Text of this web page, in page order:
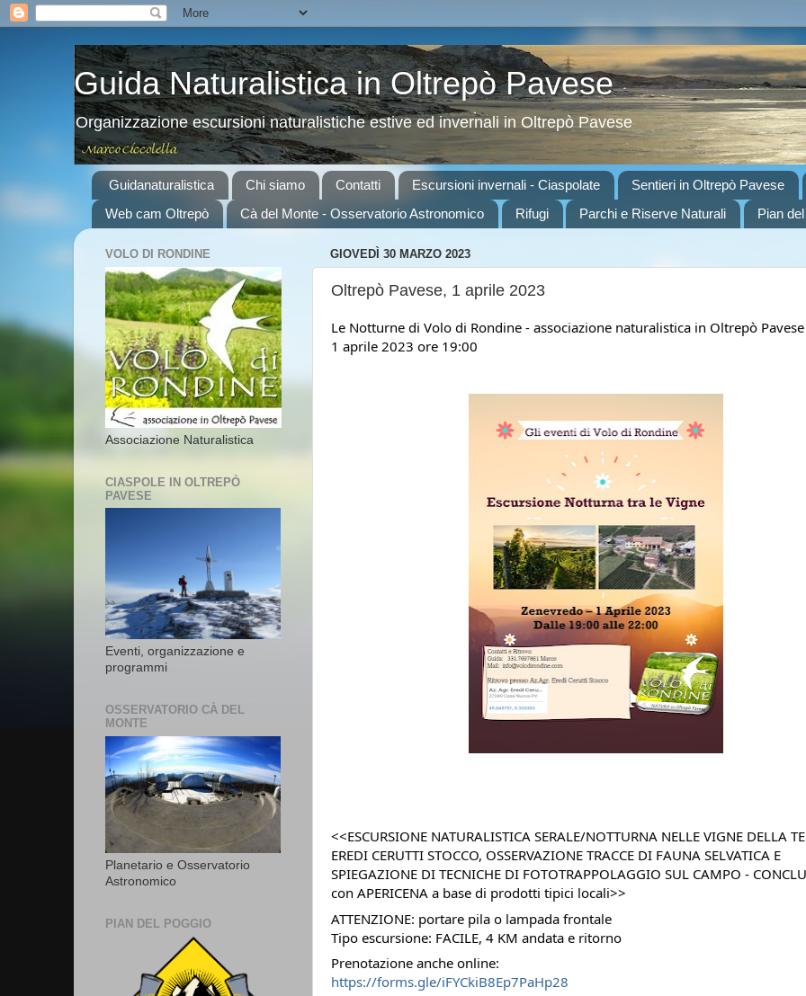
Guida Naturalistica in Oltrepò Pavese
Organizzazione escursioni naturalistiche estive ed invernali in Oltrepò Pavese
Guidanaturalistica Chi siamo Contatti Escursioni invernali - Ciaspolate
Sentieri in Oltrepò Pavese
Web cam Oltrepò
Cà del Monte - Osservatorio Astronomico Rifugi Parchi e Riserve Naturali Pian
GIOVEDÌ 30 MARZO 2023
Oltrepò Pavese, 1 aprile 2023
Le Notturne di Volo di Rondine - associazione naturalistica in Oltrepò Pavese
1 aprile 2023 ore 19:00
<<ESCURSIONE NATURALISTICA SERALE/NOTTURNA NELLE VIGNE DELLA
EREDI CERUTTI STOCCO, OSSERVAZIONE TRACCE DI FAUNA SELVATICA E
SPIEGAZIONE DI TECNICHE DI FOTOTRAPPOLAGGIO SUL CAMPO -
con APERICENA a base di prodotti tipici locali>>
ATTENZIONE: portare pila o lampada frontale
Tipo escursione: FACILE, 4 KM andata e ritorno
Prenotazione anche online:
https://forms.gle/iFYCkiB8Ep7PaHp28
VOLO DI RONDINE
Associazione Naturalistica
CIASPOLE IN OLTREPÒ
PAVESE
Eventi, organizzazione e
programmi
OSSERVATORIO CÀ DEL
MONTE
Planetario e Osservatorio
Astronomico
PIAN DEL POGGIO